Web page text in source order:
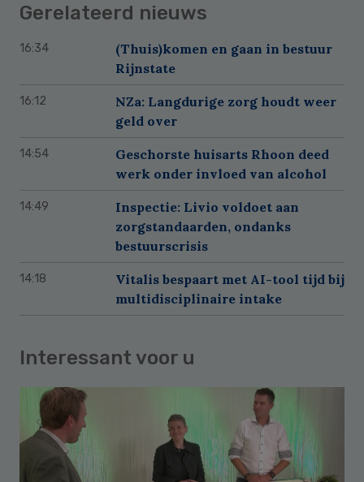
Gerelateerd nieuws
16:34
(Thuis)komen en gaan in bestuur
Rijnstate
16:12
NZa: Langdurige zorg houdt weer
geld over
14:54
Geschorste huisarts Rhoon deed
werk onder invloed van alcohol
14:49
Inspectie: Livio voldoet aan
zorgstandaarden, ondanks
bestuurscrisis
14:18
Vitalis bespaart met AI-tool tijd bij
multidisciplinaire intake
Interessant voor u